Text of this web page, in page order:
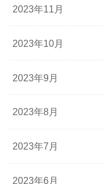
2023年11月
2023年10月
2023年9月
2023年8月
2023年7月
2023年6月